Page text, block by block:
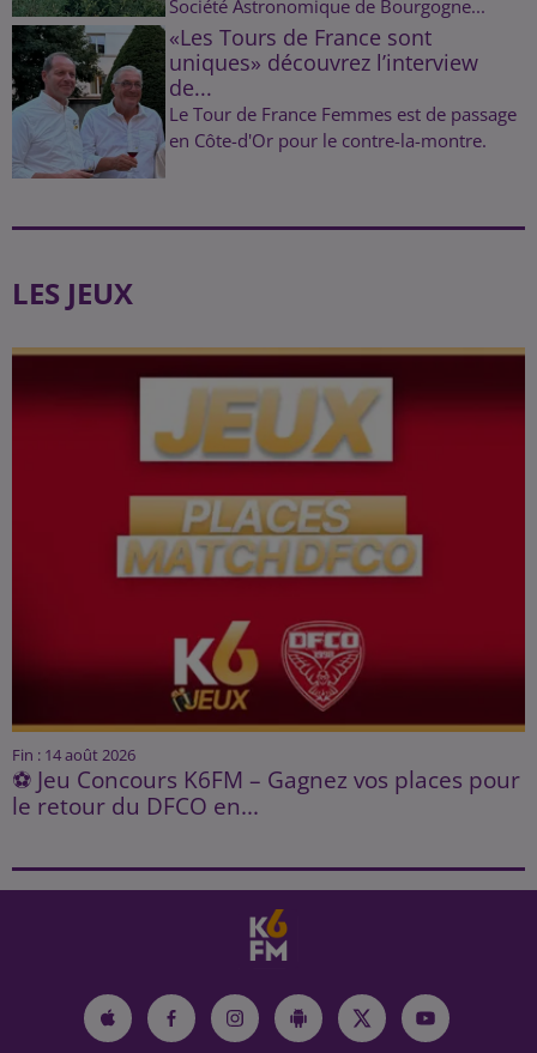
Société Astronomique de Bourgogne...
«Les Tours de France sont
uniques» découvrez l’interview
de...
Le Tour de France Femmes est de passage
en Côte-d'Or pour le contre-la-montre.
LES JEUX
Fin : 14 août 2026
⚽ Jeu Concours K6FM – Gagnez vos places pour
le retour du DFCO en...